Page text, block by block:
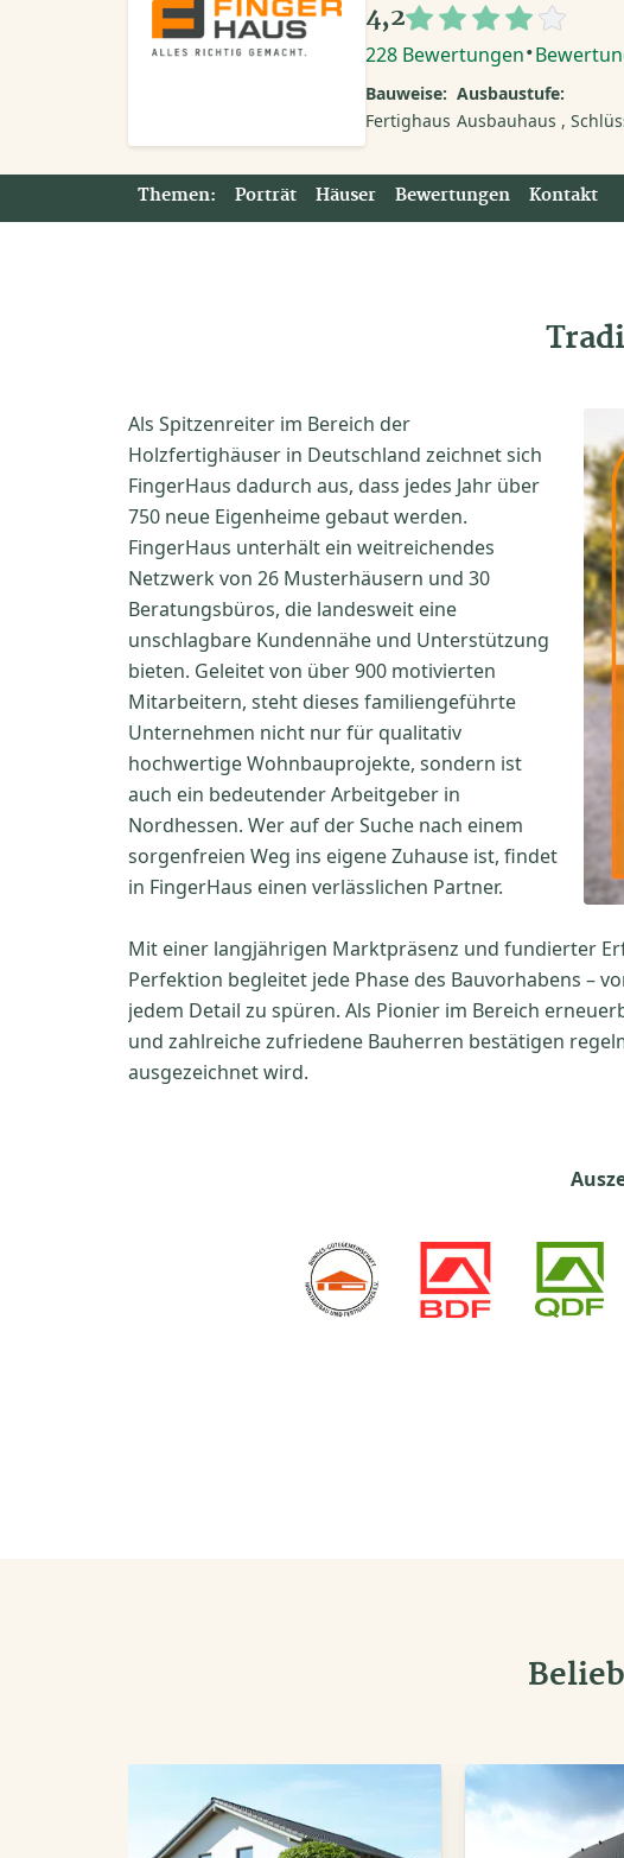
4,2
228 Bewertungen·
Bauweise:
Fertighaus
Ausbaustufe:
Ausbauhaus
Themen: Porträt Häuser Bewertungen Kontakt
Als Spitzenreiter im Bereich der
Holzfertighäuser in Deutschland zeichnet sich
FingerHaus dadurch aus, dass jedes Jahr über
750 neue Eigenheime gebaut werden.
FingerHaus unterhält ein weitreichendes
Netzwerk von 26 Musterhäusern und 30
Beratungsbüros, die landesweit eine
unschlagbare Kundennähe und Unterstützung
bieten. Geleitet von über 900 motivierten
Mitarbeitern, steht dieses familiengeführte
Unternehmen nicht nur für qualitativ
hochwertige Wohnbauprojekte, sondern ist
auch ein bedeutender Arbeitgeber in
Nordhessen. Wer auf der Suche nach einem
sorgenfreien Weg ins eigene Zuhause ist, findet
in FingerHaus einen verlässlichen Partner.
Mit einer langjährigen Marktpräsenz und fundierter
Perfektion begleitet jede Phase des Bauvorhabens –
jedem Detail zu spüren. Als Pionier im Bereich
und zahlreiche zufriedene Bauherren bestätigen
ausgezeichnet wird.